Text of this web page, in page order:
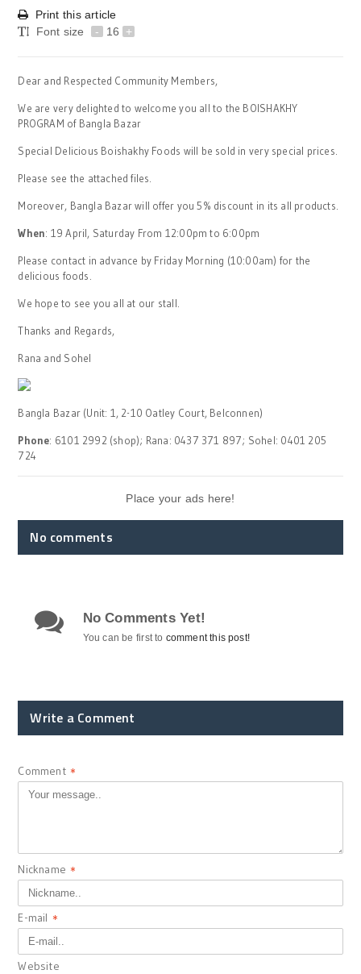
Print this article
Font size
- 16 +
Dear and Respected Community Members,
We are very delighted to welcome you all to the BOISHAKHY
PROGRAM of Bangla Bazar
Special Delicious Boishakhy Foods will be sold in very special prices.
Please see the attached files.
Moreover, Bangla Bazar will offer you 5% discount in its all products.
When: 19 April, Saturday From 12:00pm to 6:00pm
Please contact in advance by Friday Morning (10:00am) for the
delicious foods.
We hope to see you all at our stall.
Thanks and Regards,
Rana and Sohel
Bangla Bazar (Unit: 1, 2-10 Oatley Court, Belconnen)
Phone: 6101 2992 (shop); Rana: 0437 371 897; Sohel: 0401 205
724
Place your ads here!
No comments
No Comments Yet!
You can be first to comment this post!
Write a Comment
Comment *
Nickname *
E-mail *
Website